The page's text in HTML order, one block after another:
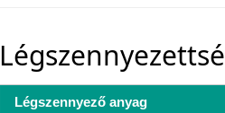
Légszennyező anyag